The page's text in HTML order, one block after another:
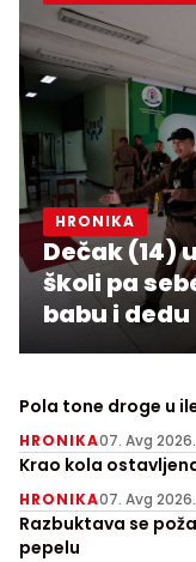
HRONIKA
Dečak (14)
školi pa
babu i dedu
Pola tone droge u
HRONIKA07. Avg 2026.
Krao kola
HRONIKA07. Avg 2026.
Razbuktava se
pepelu